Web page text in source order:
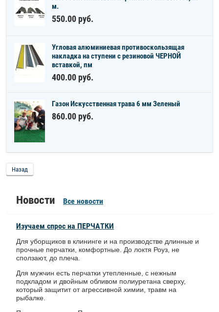
м.
550.00 руб.
Угловая алюминиевая противоскользящая
накладка на ступени с резиновой ЧЕРНОЙ
вставкой, пм
400.00 руб.
Газон Искусственная трава 6 мм Зеленый
860.00 руб.
Назад
Новости Все новости
Изучаем спрос на ПЕРЧАТКИ
Для уборщиков в клининге и на производстве длинные и
прочные перчатки, комфортные. До локтя Роуз, не
сползают, до плеча.
Для мужчин есть перчатки утепленные, с нежным
подкладом и двойным обливом полиуретана сверху,
который защитит от агрессивной химии, травм на
рыбалке.